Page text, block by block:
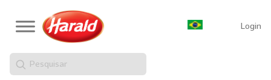
Login
Pesquisar